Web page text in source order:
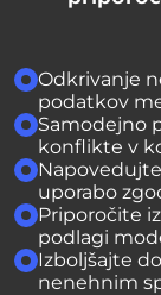
Odkrivanje
podatkov
Samodejno
konflikte v
uporabo
Priporočite
podlagi
Izboljšajte
nenehnim